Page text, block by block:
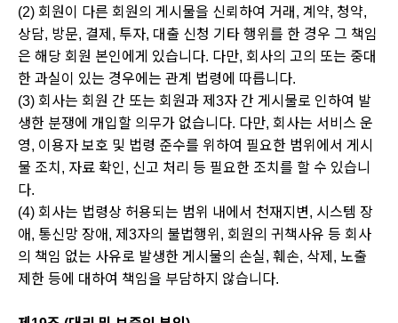
(2) 회원이 다른 회원의 게시물을 신뢰하여 거래, 계약, 청약,
상담, 방문, 결제, 투자, 대출 신청 기타 행위를 한 경우 그 책임
은 해당 회원 본인에게 있습니다. 다만, 회사의 고의 또는 중대
한 과실이 있는 경우에는 관계 법령에 따릅니다.
(3) 회사는 회원 간 또는 회원과 제3자 간 게시물로 인하여 발
생한 분쟁에 개입할 의무가 없습니다. 다만, 회사는 서비스 운
영, 이용자 보호 및 법령 준수를 위하여 필요한 범위에서 게시
물 조치, 자료 확인, 신고 처리 등 필요한 조치를 할 수 있습니
다.
(4) 회사는 법령상 허용되는 범위 내에서 천재지변, 시스템 장
애, 통신망 장애, 제3자의 불법행위, 회원의 귀책사유 등 회사
의 책임 없는 사유로 발생한 게시물의 손실, 훼손, 삭제, 노출
제한 등에 대하여 책임을 부담하지 않습니다.